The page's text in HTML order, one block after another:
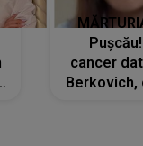
cancer
Berkovich,